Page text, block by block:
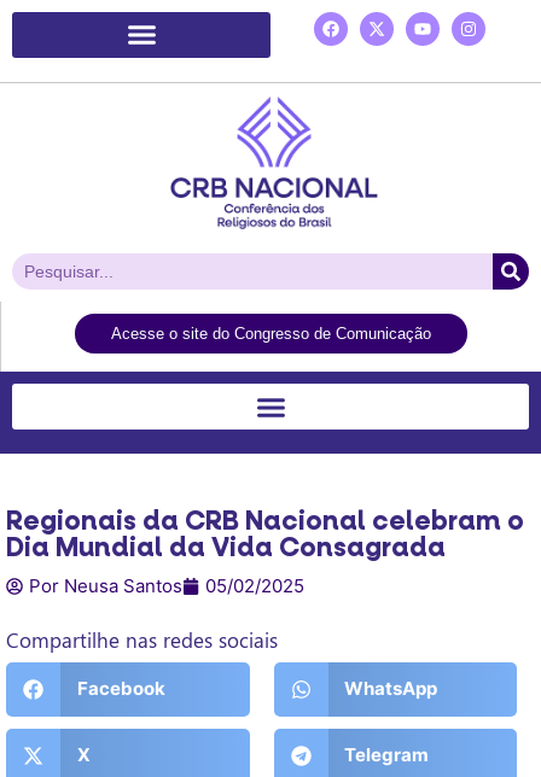
Acesse o site do Congresso de Comunicação
Regionais da CRB Nacional celebram o
Dia Mundial da Vida Consagrada
Por Neusa Santos 05/02/2025
Compartilhe nas redes sociais
Facebook WhatsApp
X Telegram